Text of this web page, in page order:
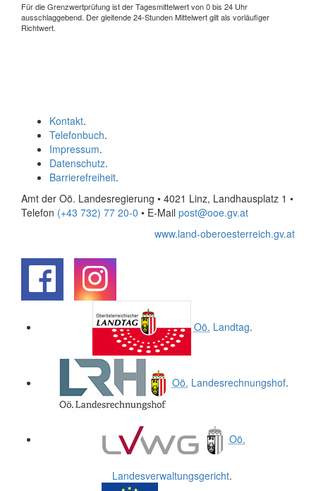
Für die Grenzwertprüfung ist der Tagesmittelwert von 0 bis 24 Uhr
ausschlaggebend. Der gleitende 24-Stunden Mittelwert gilt als vorläufiger
Richtwert.
Kontakt.
Telefonbuch.
Impressum.
Datenschutz.
Barrierefreiheit.
Amt der Oö. Landesregierung • 4021 Linz, Landhausplatz 1 •
Telefon (+43 732) 77 20-0 • E-Mail post@ooe.gv.at
www.land-oberoesterreich.gv.at
Oö. Landtag.
Oö. Landesrechnungshof.
Oö.
Landesverwaltungsgericht.